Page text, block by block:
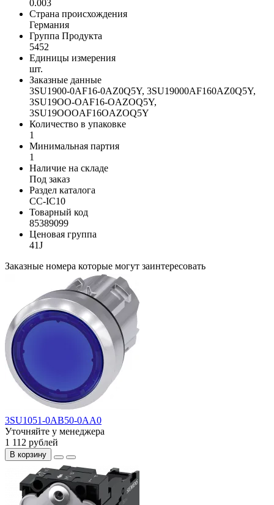
0.003
Страна происхождения
Германия
Группа Продукта
5452
Единицы измерения
шт.
Заказные данные
3SU1900-0AF16-0AZ0Q5Y, 3SU19000AF160AZ0Q5Y,
3SU19OO-OAF16-OAZOQ5Y,
3SU19OOOAF16OAZOQ5Y
Количество в упаковке
1
Минимальная партия
1
Наличие на складе
Под заказ
Раздел каталога
CC-IC10
Товарный код
85389099
Ценовая группа
41J
Заказные номера которые могут заинтересовать
3SU1051-0AB50-0AA0
Уточняйте у менеджера
1 112 рублей
В корзину